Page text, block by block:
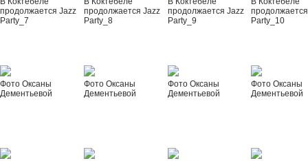
продолжается Jazz
Party_7
продолжается Jazz
Party_8
продолжается Jazz
Party_9
Party_10
Фото Оксаны
Дементьевой
Фото Оксаны
Дементьевой
Фото Оксаны
Дементьевой
Фото Оксаны
Дементьевой